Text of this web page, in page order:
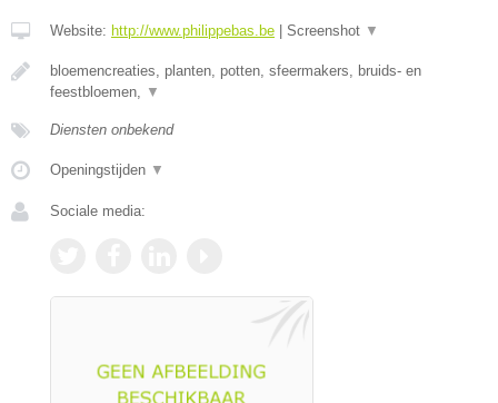
Website: http://www.philippebas.be Screenshot ▼
bloemencreaties, planten, potten, sfeermakers, bruids- en
feestbloemen, ▼
Diensten onbekend
Openingstijden ▼
Sociale media: